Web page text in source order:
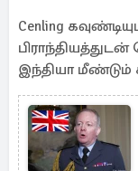
Cenling
இந்தியா மீண்டும்